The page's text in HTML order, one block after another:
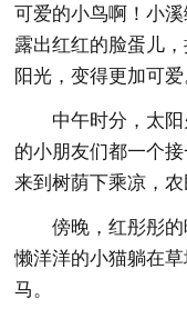
可爱的小鸟啊！小
露出红红的脸蛋儿
阳光，变得更加可爱
中午时分，太
的小朋友们都一个
来到树荫下乘凉，
傍晚，红彤彤
懒洋洋的小猫躺在
马。